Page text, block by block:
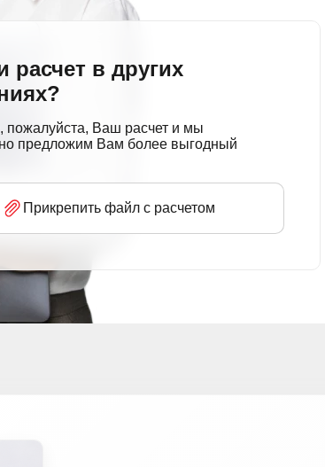
расчет в других
пожалуйста, Ваш расчет и мы
предложим Вам более выгодный
Прикрепить файл с расчетом